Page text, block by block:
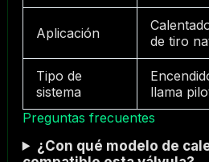
Aplicación
de tiro
Tipo de
sistema
llama
Preguntas frecuentes
¿Con qué modelo de